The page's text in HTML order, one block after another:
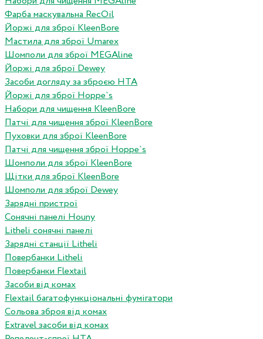
Фарба маскувальна RecOil
Йоржі для зброї KleenBore
Мастила для зброї Umarex
Шомполи для зброї MEGAline
Йоржі для зброї Dewey
Засоби догляду за зброєю HTA
Йоржі для зброї Hoppe`s
Набори для чищення KleenBore
Патчі для чищення зброї KleenBore
Пуховки для зброї KleenBore
Патчі для чищення зброї Hoppe`s
Шомполи для зброї KleenBore
Щітки для зброї KleenBore
Шомполи для зброї Dewey
Зарядні пристрої
Сонячні панелі Houny
Litheli сонячні панелі
Зарядні станції Litheli
Повербанки Litheli
Повербанки Flextail
Засоби від комах
Flextail багатофункціональні фумігатори
Сольова зброя від комах
Extravel засоби від комах